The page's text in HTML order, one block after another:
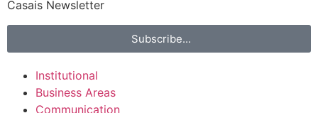
Casais Newsletter
Subscribe...
Institutional
Business Areas
Communication